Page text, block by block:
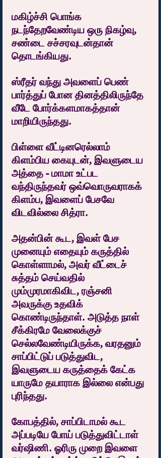
மகிழ்ச்சி பொங்க
நடந்தேறவேண்டிய ஒரு நிகழ்வு,
சண்டை சச்சரவுடன்தான்
தொடங்கியது.
ஸ்ரீதர் வந்து அவளைப் பெண்
பார்த்துப் போன தினத்திலிருந்தே
வீடே போர்க்களமாகத்தான்
மாறியிருந்தது.
பிள்ளை வீட்டினரெல்லாம்
கிளம்பிய கையுடன், இவளுடைய
அத்தை - மாமா உட்பட
வந்திருந்தவர் ஒவ்வொருவராகக்
கிளம்ப, இவளைப் பேசவே
விடவில்லை சித்ரா.
அதன்பின் கூட, இவள் பேச
முனையும் எதையும் கருத்தில்
கொள்ளாமல், அவர் வீட்டைச்
சுத்தம் செய்வதில்
மும்முரமாகிவிட, ரஞ்சனி
அவருக்கு உதவிக்
கொண்டிருந்தாள். அடுத்த நாள்
சீக்கிரமே வேலைக்குச்
செல்லவேண்டியிருக்க, வரதனும்
சாப்பிட்டுப் படுத்துவிட,
இவளுடைய கருத்தைக் கேட்க
யாருமே தயாராக இல்லை என்பது
புரிந்தது.
கோபத்தில், சாப்பிடாமல் கூட
அப்படியே போய் படுத்துவிட்டாள்
வர்ஷிணி. ஓரிரு முறை இவளை